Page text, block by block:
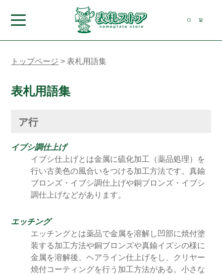
トップページ > 表札用語集
表札用語集
ア行
イブシ調仕上げ
イブシ仕上げとは金属に硫化加工（薬品処理）を
行い古美色の風合いをつける加工方法です。真鍮
ブロンズ・イブシ調仕上げや銅ブロンズ・イブシ
調仕上げなどがあります。
エッチング
エッチングとは薬品で金属を溶解し凹部に焼付塗
装する加工方法や銅ブロンズや真鍮イズシの様に
金属を溶解後、ヘアライン仕上げをし、クリヤー
焼付コーティングを行う加工方法がある。小さな